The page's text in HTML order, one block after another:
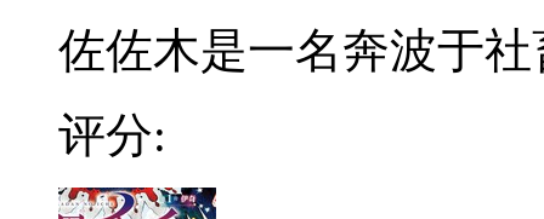
佐佐木是一名奔波于社
评分: